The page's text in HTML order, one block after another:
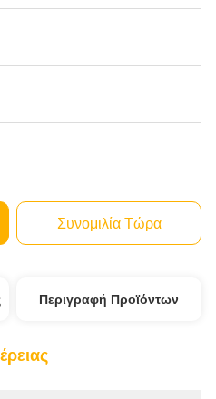
Συνομιλία Τώρα
Περιγραφή Προϊόντων